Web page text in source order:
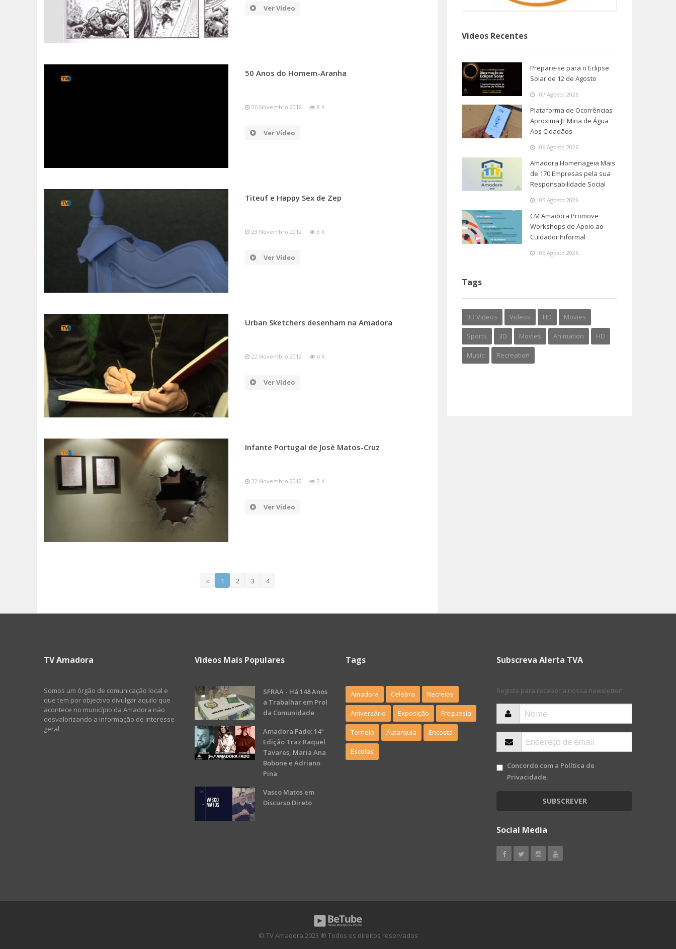
Ver Vídeo
50 Anos do Homem-Aranha
26 Novembro 2012 8 K
Ver Vídeo
Titeuf e Happy Sex de Zep
23 Novembro 2012 3 K
Ver Vídeo
Urban Sketchers desenham na Amadora
22 Novembro 2012 4 K
Ver Vídeo
Infante Portugal de José Matos-Cruz
22 Novembro 2012 2 K
Ver Vídeo
« 1 2 3 4
Videos Recentes
Prepare-se para o Eclipse
Solar de 12 de Agosto
07 Agosto 2026
Plataforma de Ocorrências
Aproxima JF Mina de Água
Aos Cidadãos
06 Agosto 2026
Amadora Homenageia Mais
de 170 Empresas pela sua
Responsabilidade Social
05 Agosto 2026
CM Amadora Promove
Workshops de Apoio ao
Cuidador Informal
05 Agosto 2026
Tags
3D Videos Videos HD Movies
Sports 3D Movies Animation HD
Music Recreation
TV Amadora
Somos um órgão de comunicação local e
que tem por objectivo divulgar aquilo que
acontece no município da Amadora não
desvalorizando a informação de interesse
geral.
Videos Mais Populares
SFRAA - Há 148 Anos
a Trabalhar em Prol
da Comunidade
Amadora Fado: 14ª
Edição Traz Raquel
Tavares, Maria Ana
Bobone e Adriano
Pina
Vasco Matos em
Discurso Direto
Tags
Amadora Celebra Recreios
Aniversário Exposição Freguesia
Torneio Autarquia Encosta
Escolas
Subscreva Alerta TVA
Registe para receber a nossa newsletter!
Concordo com a Política de
Privacidade.
SUBSCREVER
Social Media
© TV Amadora 2023 ® Todos os direitos reservados